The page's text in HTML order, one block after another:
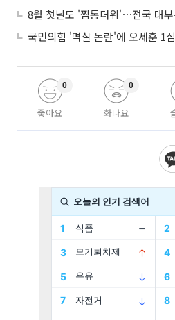
8월 첫날도 '찜통더위'⋯전국 대부
좋아요
0
화나요
0